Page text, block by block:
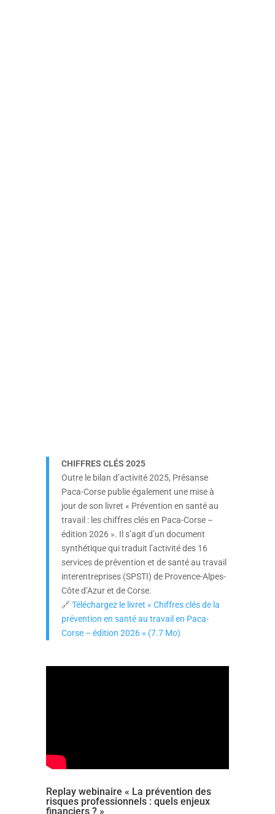
CHIFFRES CLÉS 2025
Outre le bilan d’activité 2025, Présanse
Paca-Corse publie également une mise à
jour de son livret « Prévention en santé au
travail : les chiffres clés en Paca-Corse –
édition 2026 ». Il s’agit d’un document
synthétique qui traduit l’activité des 16
services de prévention et de santé au travail
interentreprises (SPSTI) de Provence-Alpes-
Côte d’Azur et de Corse.
🔗 Téléchargez le livret « Chiffres clés de la
prévention en santé au travail en Paca-
Corse – édition 2026 » (7.7 Mo)
Replay webinaire « La prévention des
risques professionnels : quels enjeux
financiers ? »